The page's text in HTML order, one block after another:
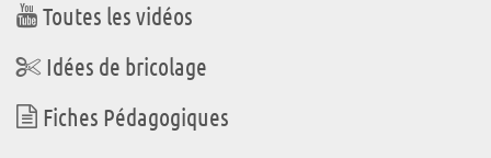
Toutes les vidéos
Idées de bricolage
Fiches Pédagogiques